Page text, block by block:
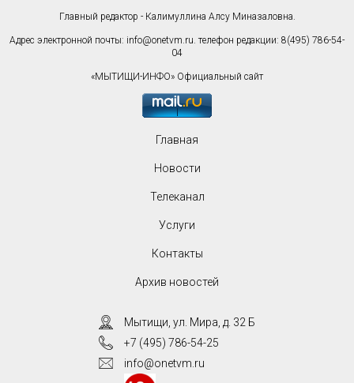
Главный редактор - Калимуллина Алсу Миназаловна.
Адрес электронной почты: info@onetvm.ru. телефон редакции: 8(495) 786-54-
04
«МЫТИЩИ-ИНФО» Официальный сайт
Главная
Новости
Телеканал
Услуги
Контакты
Архив новостей
Мытищи, ул. Мира, д. 32 Б
+7 (495) 786-54-25
info@onetvm.ru